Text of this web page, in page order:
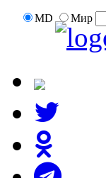
MD Мир